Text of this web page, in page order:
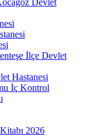
İlçe Devlet
Hastanesi
İç Kontrol
2026